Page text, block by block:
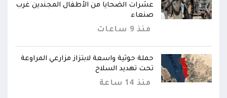
عشرات الضحايا من الأطفال المجندين غرب
صنعاء
منذ 9 ساعات
حملة حوثية واسعة لابتزاز مزارعي المراوعة
تحت تهديد السلاح
منذ 14 ساعة